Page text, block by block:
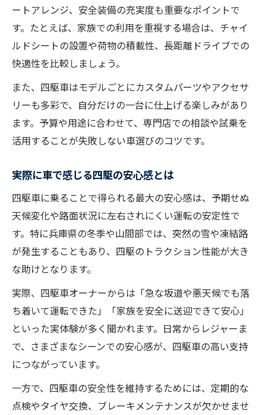
ートアレンジ、安全装備の充実度も重要なポイントで
す。たとえば、家族での利用を重視する場合は、チャイ
ルドシートの設置や荷物の積載性、長距離ドライブでの
快適性を比較しましょう。
また、四駆車はモデルごとにカスタムパーツやアクセサ
リーも多彩で、自分だけの一台に仕上げる楽しみがあり
ます。予算や用途に合わせて、専門店での相談や試乗を
活用することが失敗しない車選びのコツです。
実際に車で感じる四駆の安心感とは
四駆車に乗ることで得られる最大の安心感は、予期せぬ
天候変化や路面状況に左右されにくい運転の安定性で
す。特に兵庫県の冬季や山間部では、突然の雪や凍結路
が発生することもあり、四駆のトラクション性能が大き
な助けとなります。
実際、四駆車オーナーからは「急な坂道や悪天候でも落
ち着いて運転できた」「家族を安全に送迎できて安心」
といった実体験が多く聞かれます。日常からレジャーま
で、さまざまなシーンでの安心感が、四駆車の高い支持
につながっています。
一方で、四駆車の安全性を維持するためには、定期的な
点検やタイヤ交換、ブレーキメンテナンスが欠かせませ